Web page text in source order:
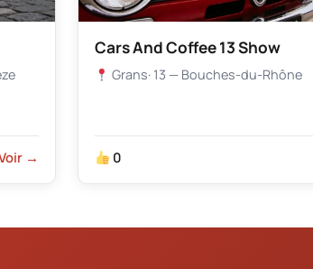
→
Cars And Coffee 13 Show
Grans· 13 — Bouches-du-Rhône
0